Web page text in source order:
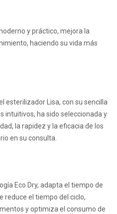
y práctico, mejora la
haciendo su vida más
esterilizador Lisa, con su sencilla
intuitivos, ha sido seleccionada y
la rapidez y la eficacia de los
en su consulta.
Eco Dry, adapta el tiempo de
reduce el tiempo del ciclo,
y optimiza el consumo de